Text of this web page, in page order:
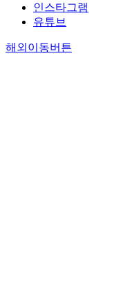
인스타그램
유튜브
해외이동버튼